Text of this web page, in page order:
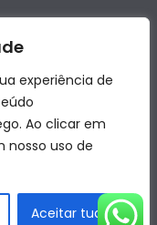
experiência de
Ao clicar em
nosso uso de
Aceitar tudo
LTDA